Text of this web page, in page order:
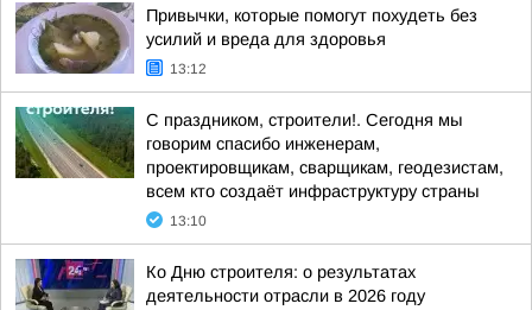
Привычки, которые помогут похудеть без
усилий и вреда для здоровья
13:12
С праздником, строители!. Сегодня мы
говорим спасибо инженерам,
проектировщикам, сварщикам, геодезистам,
всем кто создаёт инфраструктуру страны
13:10
Ко Дню строителя: о результатах
деятельности отрасли в 2026 году